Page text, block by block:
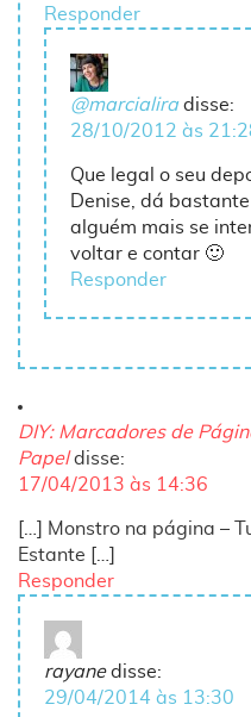
Responder
@marcialira disse:
28/10/2012 às
Que legal o seu
Denise, dá
alguém mais se
voltar e contar 🙂
Responder
DIY: Marcadores de
Papel disse:
17/04/2013 às 14:36
[…] Monstro na página –
Estante […]
Responder
rayane disse:
29/04/2014 às 13:30